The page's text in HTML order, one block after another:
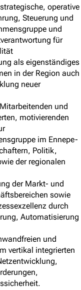
operative
Steuerung und
und
für
als eigenständiges
in der Region auch
neuer
und
motivierenden
im Ennepe-
Politik,
der regionalen
der Markt- und
sowie
durch
Automatisierung
und
vertikal integrierten